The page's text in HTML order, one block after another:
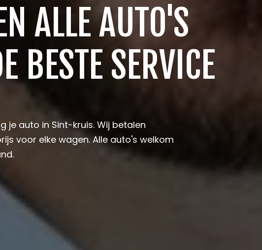
ALLE AUTO'S
BESTE SERVICE
je auto in Sint-kruis. Wij betalen
voor elke wagen. Alle auto's welkom